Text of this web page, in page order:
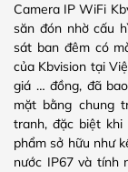
Camera IP WiFi
săn đón nhờ cấu
sát ban đêm có
của Kbvision tại
giá … đồng, đã
mặt bằng chung
tranh, đặc biệt
phẩm sở hữu như
nước IP67 và tính